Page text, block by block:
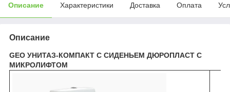
Описание Характеристики Доставка Оплата
Описание
GEO УНИТАЗ-КОМПАКТ С СИДЕНЬЕМ ДЮРОПЛАСТ С
МИКРОЛИФТОМ